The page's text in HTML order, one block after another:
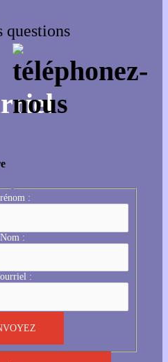
questions
:
Nom :
: